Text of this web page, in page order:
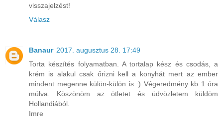
visszajelzést!
Válasz
Banaur 2017. augusztus 28. 17:49
Torta készítés folyamatban. A tortalap kész és csodás, a
krém is alakul csak őrizni kell a konyhát mert az ember
mindent megenne külön-külön is :) Végeredmény kb 1 óra
múlva. Köszönöm az ötletet és üdvözletem küldöm
Hollandiából.
Imre